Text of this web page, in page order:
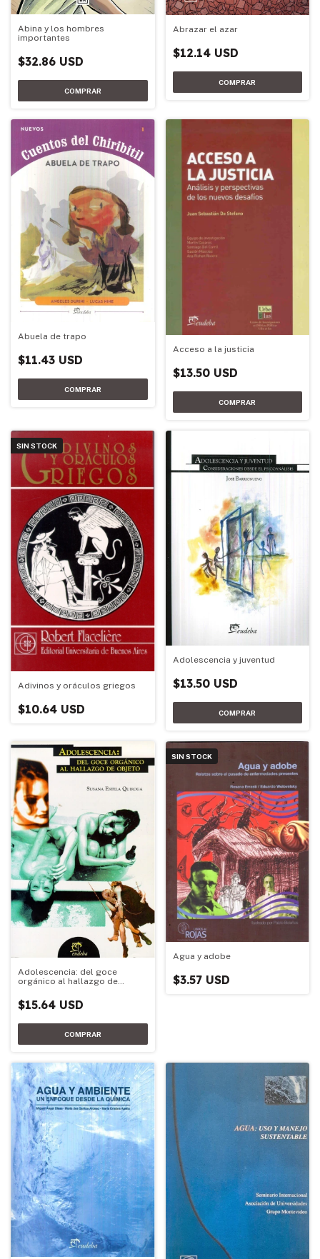
Abina y los hombres
importantes
$32.86 USD
Abrazar el azar
$12.14 USD
Abuela de trapo
$11.43 USD
Acceso a la justicia
$13.50 USD
SIN STOCK
Adivinos y oráculos griegos
$10.64 USD
Adolescencia y juventud
$13.50 USD
Adolescencia: del goce
orgánico al hallazgo de
$15.64 USD
SIN STOCK
Agua y adobe
$3.57 USD